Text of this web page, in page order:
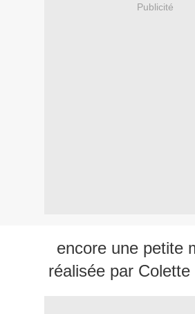
Publicité
encore une petite
réalisée par Colette